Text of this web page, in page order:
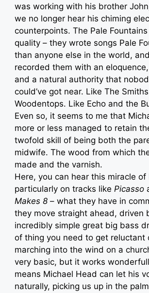
was working with his brother
we no longer hear his chiming
counterpoints. The Pale
quality – they wrote songs Pale
than anyone else in the world,
recorded them with an
and a natural authority that
could’ve got near. Like The
Woodentops. Like Echo and the
Even so, it seems to me that
more or less managed to retain
twofold skill of being both the
midwife. The wood from which
made and the varnish.
Here, you can hear this miracle of
particularly on tracks like Picasso
Makes 8 – what they have in
they move straight ahead, driven
incredibly simple great big bass
of thing you need to get reluctant
marching into the wind on a
very basic, but it works
means Michael Head can let his
naturally, picking us up in the